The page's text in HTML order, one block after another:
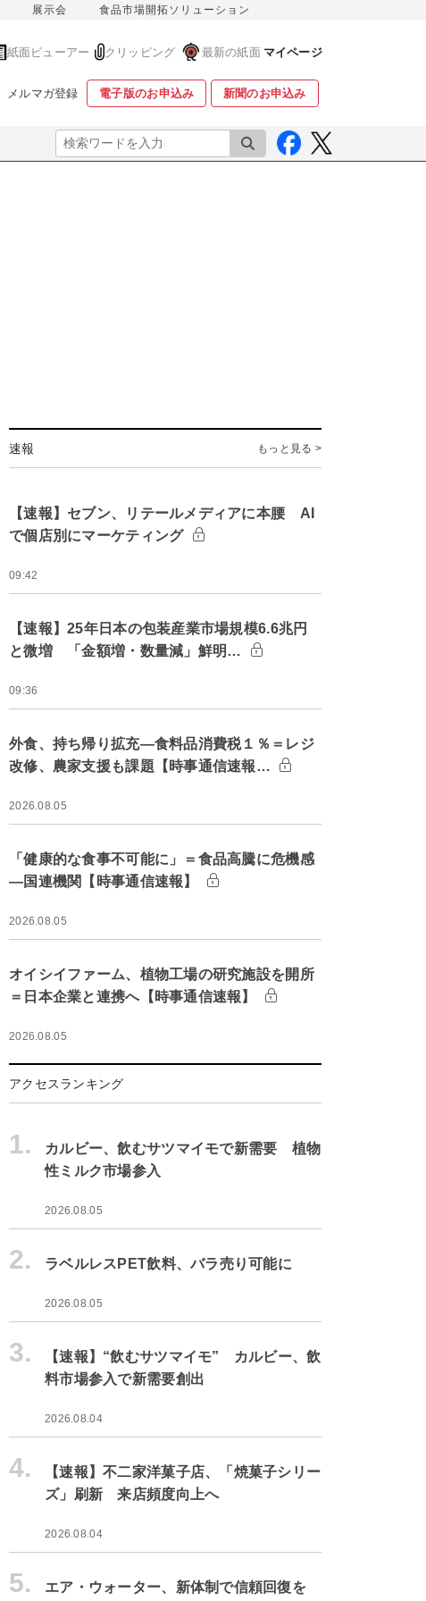
展示会 食品市場開拓ソリューション
紙面ビューアー クリッピング 最新の紙面 マイページ
メルマガ登録 電子版のお申込み 新聞のお申込み
検索
速報 もっと見る >
【速報】セブン、リテールメディアに本腰 AI
で個店別にマーケティング
09:42
【速報】25年日本の包装産業市場規模6.6兆円
と微増 「金額増・数量減」鮮明…
09:36
外食、持ち帰り拡充―食料品消費税１％＝レジ
改修、農家支援も課題【時事通信速報…
2026.08.05
「健康的な食事不可能に」＝食品高騰に危機感
―国連機関【時事通信速報】
2026.08.05
オイシイファーム、植物工場の研究施設を開所
＝日本企業と連携へ【時事通信速報】
2026.08.05
アクセスランキング
1.
カルビー、飲むサツマイモで新需要 植物
性ミルク市場参入
2026.08.05
2. ラベルレスPET飲料、バラ売り可能に
2026.08.05
3.
【速報】“飲むサツマイモ” カルビー、飲
料市場参入で新需要創出
2026.08.04
4.
【速報】不二家洋菓子店、「焼菓子シリー
ズ」刷新 来店頻度向上へ
2026.08.04
5. エア・ウォーター、新体制で信頼回復を